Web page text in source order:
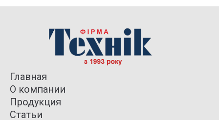
Главная
О компании
Продукция
Статьи